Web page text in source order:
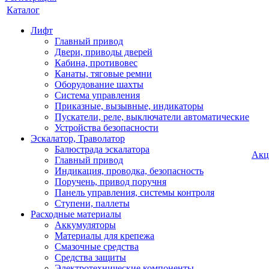
Каталог
Лифт
Главный привод
Двери, приводы дверей
Кабина, противовес
Канаты, тяговые ремни
Оборудование шахты
Система управления
Приказные, вызывные, индикаторы
Пускатели, реле, выключатели автоматические
Устройства безопасности
Эскалатор, Траволатор
Балюстрада эскалатора
Главный привод
Индикация, проводка, безопасность
Поручень, привод поручня
Панель управления, системы контроля
Ступени, паллеты
Расходные материалы
Аккумуляторы
Материалы для крепежа
Смазочные средства
Средства защиты